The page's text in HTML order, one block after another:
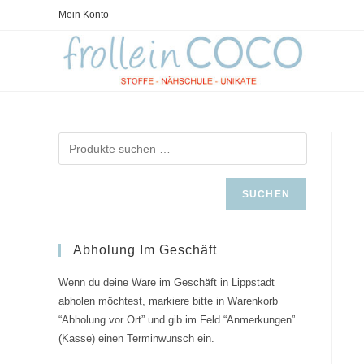
Mein Konto
SUCHEN
Abholung Im Geschäft
Wenn du deine Ware im Geschäft in Lippstadt
abholen möchtest, markiere bitte in Warenkorb
“Abholung vor Ort” und gib im Feld “Anmerkungen”
(Kasse) einen Terminwunsch ein.